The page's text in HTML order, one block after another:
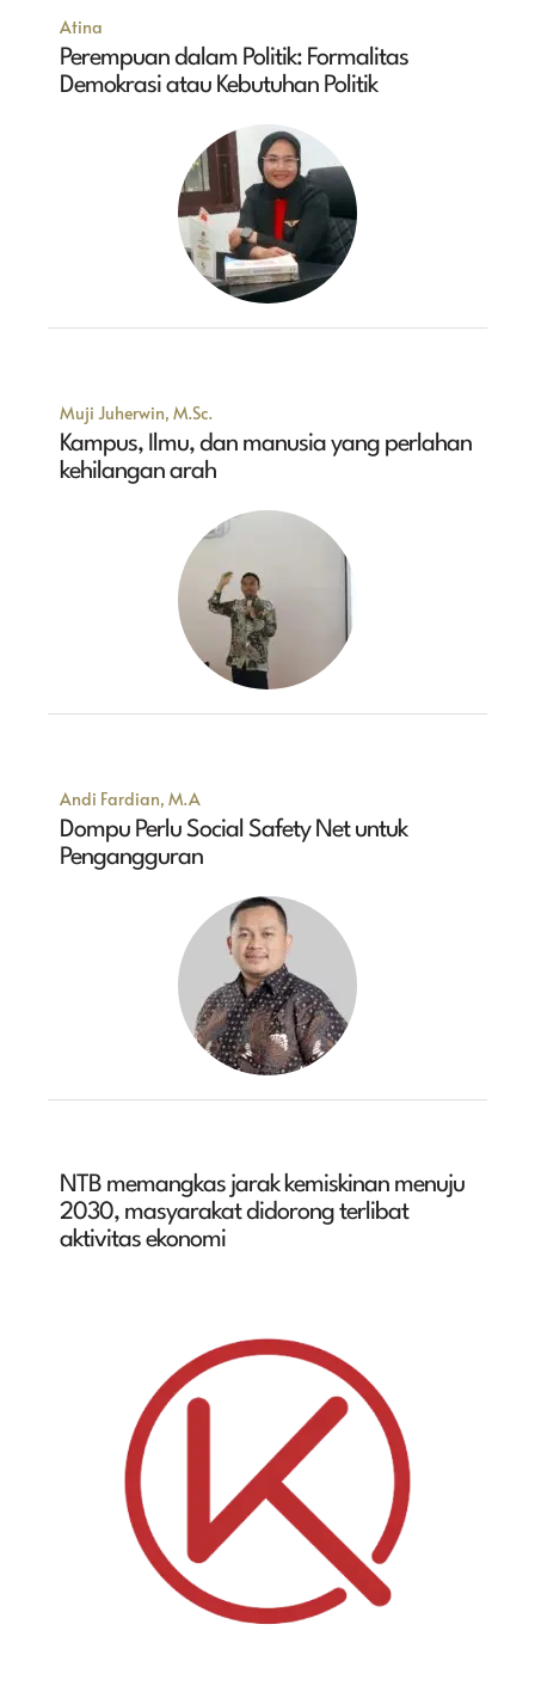
Atina
Perempuan dalam Politik: Formalitas
Demokrasi atau Kebutuhan Politik
Muji Juherwin, M.Sc.
Kampus, Ilmu, dan manusia yang perlahan
kehilangan arah
Andi Fardian, M.A
Dompu Perlu Social Safety Net untuk
Pengangguran
NTB memangkas jarak kemiskinan menuju
2030, masyarakat didorong terlibat
aktivitas ekonomi